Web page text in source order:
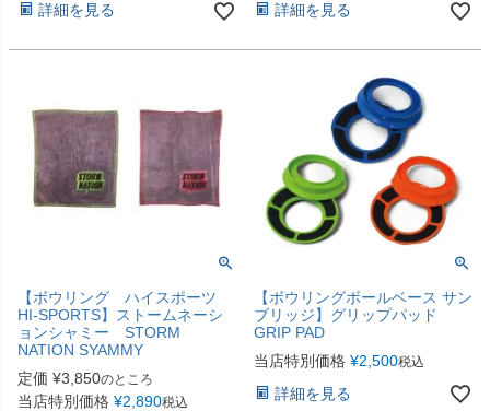
詳細を見る 詳細を見る
【ボウリング ハイスポーツ
HI-SPORTS】ストームネーシ
ョンシャミー STORM
NATION SYAMMY
定価 ¥3,850のところ
当店特別価格 ¥2,890税込
【ボウリングボールベース サン
ブリッジ】グリップパッド
GRIP PAD
当店特別価格 ¥2,500税込
詳細を見る